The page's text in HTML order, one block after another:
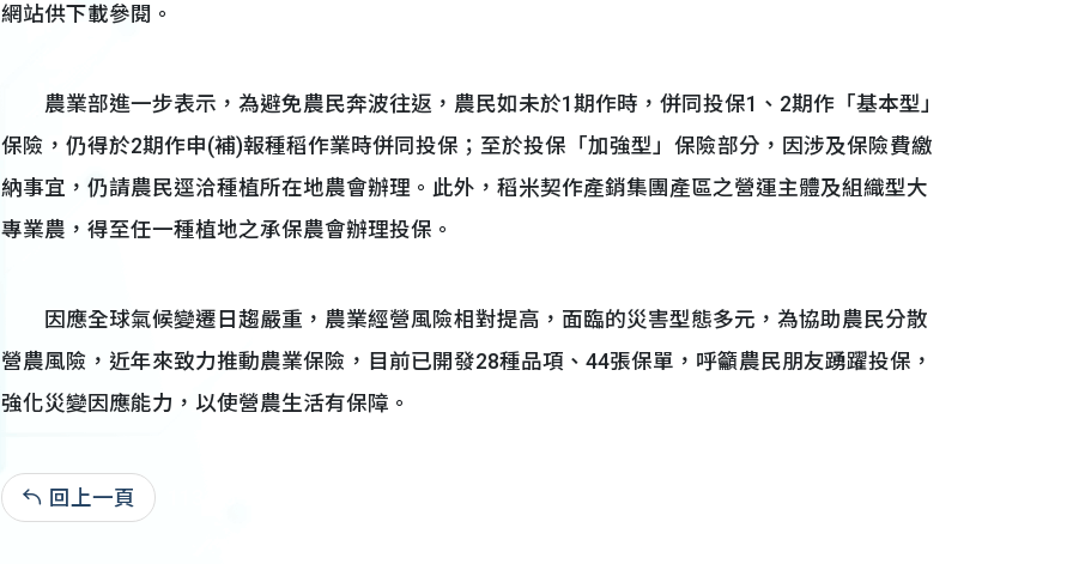
網站供下載參閱。
農業部進一步表示，為避免農民奔波往返，農民如未於1期作時，併同投保1、2期作「基本型」
保險，仍得於2期作申(補)報種稻作業時併同投保；至於投保「加強型」保險部分，因涉及保險費繳
納事宜，仍請農民逕洽種植所在地農會辦理。此外，稻米契作產銷集團產區之營運主體及組織型大
專業農，得至任一種植地之承保農會辦理投保。
因應全球氣候變遷日趨嚴重，農業經營風險相對提高，面臨的災害型態多元，為協助農民分散
營農風險，近年來致力推動農業保險，目前已開發28種品項、44張保單，呼籲農民朋友踴躍投保，
強化災變因應能力，以使營農生活有保障。
回上一頁